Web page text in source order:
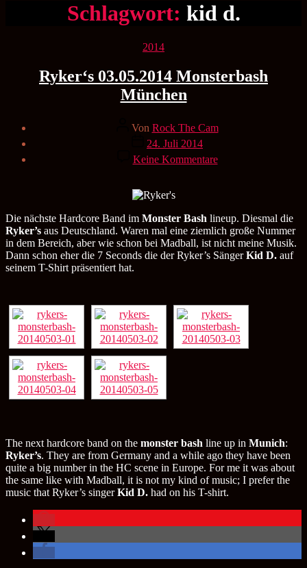
Schlagwort: kid d.
Kategorien
2014
Ryker‘s 03.05.2014 Monsterbash
München
Beitragsautor
Von Rock The Cam
Veröffentlichungsdatum
24. Juli 2014
Keine Kommentarezu
Ryker‘s
Die nächste Hardcore Band im Monster Bash lineup. Diesmal die
Ryker’s aus Deutschland. Waren mal eine ziemlich große Nummer
in dem Bereich, aber wie schon bei Madball, ist nicht meine Musik.
Dann schon eher die 7 Seconds die der Ryker’s SängerKid D. auf
seinem T-Shirt präsentiert hat.
The next hardcore band on the monster bash line up in Munich:
Ryker’s. They are from Germany and a while ago they have been
quite a big number in the HC scene in Europe. For me it was about
the same like with Madball, it is not my kind of music; I prefer the
music that Ryker’s singerKid D. had on his T-shirt.